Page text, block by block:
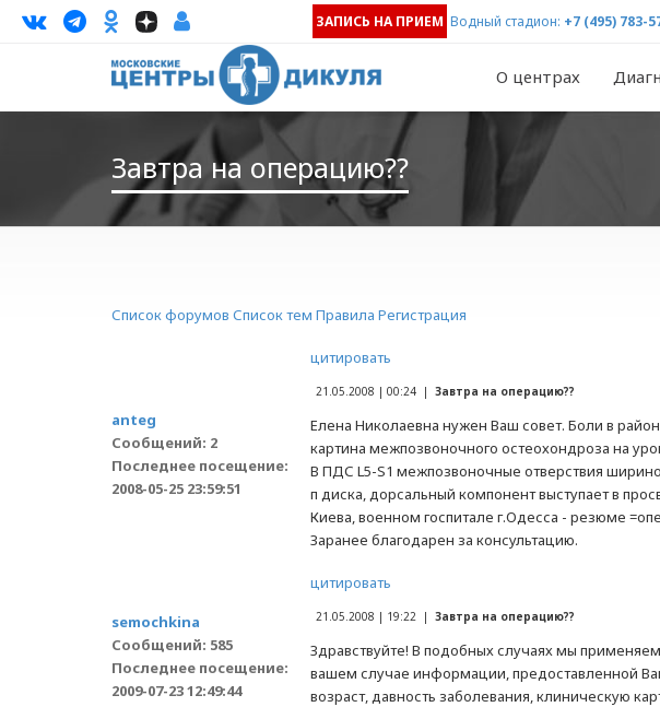
ЗАПИСЬ НА ПРИЕМ Водный стадион: +7 (495) 783-
О центрах
Завтра на операцию??
Список форумов Список тем Правила Регистрация
anteg
Сообщений: 2
Последнее посещение:
2008-05-25 23:59:51
цитировать
21.05.2008 | 00:24 | Завтра на операцию??
Елена Николаевна нужен Ваш совет. Боли в
картина межпозвоночного остеохондроза на
В ПДС L5-S1 межпозвоночные отверствия
п диска, дорсальный компонент выступает в
Киева, военном госпитале г.Одесса - резюме
Заранее благодарен за консультацию.
semochkina
Сообщений: 585
Последнее посещение:
2009-07-23 12:49:44
цитировать
21.05.2008 | 19:22 | Завтра на операцию??
Здравствуйте! В подобных случаях мы
вашем случае информации, предоставленной
возраст, давность заболевания, клиническую